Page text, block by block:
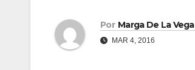
Por Marga De La Vega
MAR 4, 2016